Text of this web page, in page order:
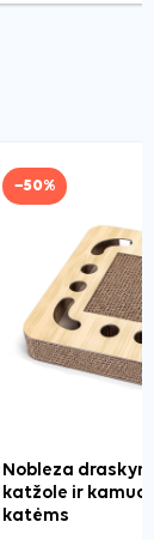
−50%
Nobleza
katžole ir
katėms